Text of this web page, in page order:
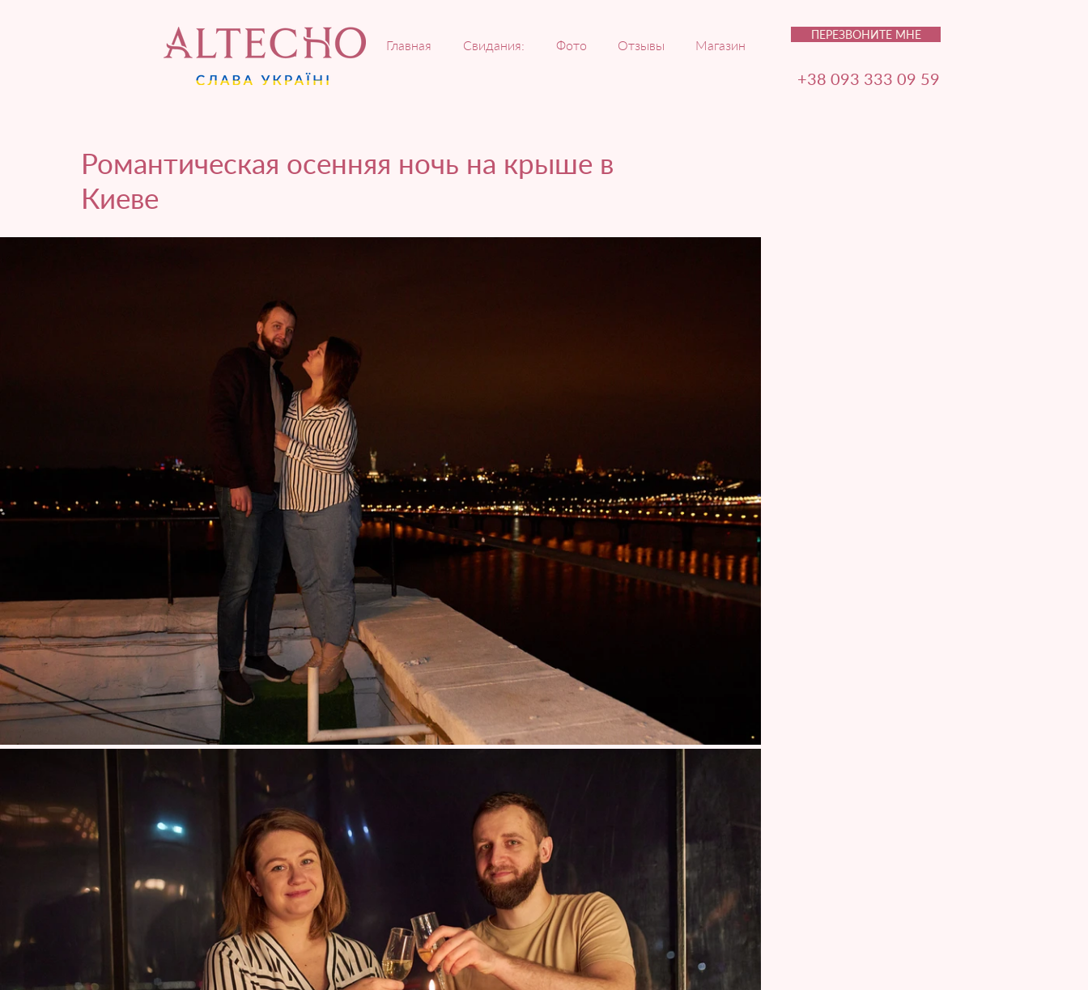
Главная Свидания: Фото Отзывы Магазин
ПЕРЕЗВОНИТЕ МНЕ
+38 093 333 09 59
Романтическая осенняя ночь на крыше в
Киеве